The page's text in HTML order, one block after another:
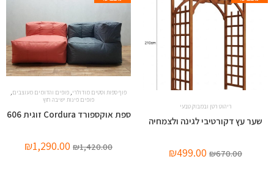
ריהוט רטן ובמבוק טבעי
שער עץ דקורטיבי לגינה ולצמחיה
₪670.00
₪499.00
פוף ספות וסטים מודולרי פופים והדומים מעוצבים
פופים פינות ישיבה חוץ
ספת אוקספורד Cordura זוגית 606
₪1,420.00
₪1,290.00